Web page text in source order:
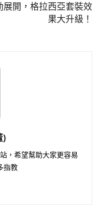
展開，格拉西亞套裝效
果大升級！
)
，希望幫助大家更容易
指教